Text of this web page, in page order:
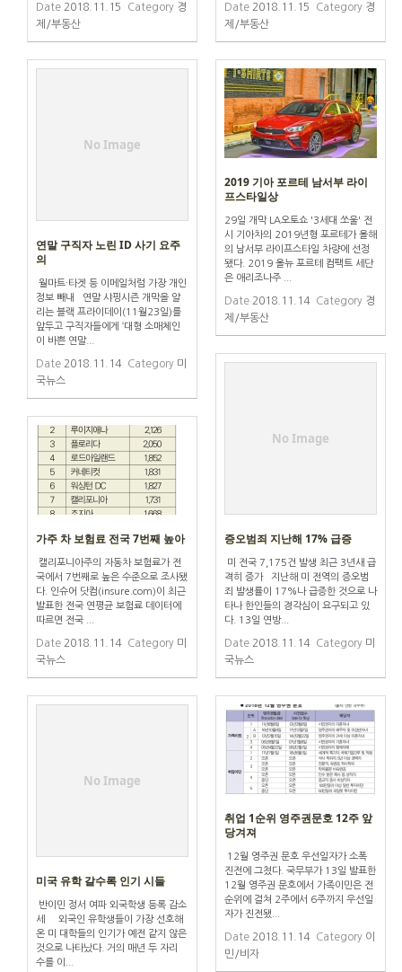
Date 2018.11.15 Category 경
제/부동산
Date 2018.11.15 Category 경
제/부동산
No Image
연말 구직자 노린 ID 사기 요주
의
월마트·타겟 등 이메일처럼 가장 개인
정보 빼내 연말 샤핑시즌 개막을 알
리는 블랙 프라이데이(11월23일)를
앞두고 구직자들에게 ‘대형 소매체인
이 바쁜 연말...
Date 2018.11.14 Category 미
국뉴스
2019 기아 포르테 남서부 라이
프스타일상
29일 개막 LA오토쇼 '3세대 쏘울' 전
시 기아차의 2019년형 포르테가 올해
의 남서부 라이프스타일 차량에 선정
됐다. 2019 올뉴 포르테 컴팩트 세단
은 애리조나주 ...
Date 2018.11.14 Category 경
제/부동산
No Image
증오범죄 지난해 17% 급증
미 전국 7,175건 발생 최근 3년새 급
격히 증가 지난해 미 전역의 증오범
죄 발생률이 17%나 급증한 것으로 나
타나 한인들의 경각심이 요구되고 있
다. 13일 연방...
Date 2018.11.14 Category 미
국뉴스
가주 차 보험료 전국 7번째 높아
캘리포니아주의 자동차 보험료가 전
국에서 7번째로 높은 수준으로 조사됐
다. 인슈어 닷컴(insure.com)이 최근
발표한 전국 연평균 보험료 데이터에
따르면 전국 ...
Date 2018.11.14 Category 미
국뉴스
No Image
미국 유학 갈수록 인기 시들
반이민 정서 여파 외국학생 등록 감소
세 외국인 유학생들이 가장 선호해
온 미 대학들의 인기가 예전 같지 않은
것으로 나타났다. 거의 매년 두 자리
수를 이...
취업 1순위 영주권문호 12주 앞
당겨져
12월 영주권 문호 우선일자가 소폭
진전에 그쳤다. 국무부가 13일 발표한
12월 영주권 문호에서 가족이민은 전
순위에 걸쳐 2주에서 6주까지 우선일
자가 진전됐...
Date 2018.11.14 Category 이
민/비자